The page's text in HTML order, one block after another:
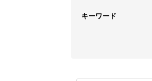
キーワード